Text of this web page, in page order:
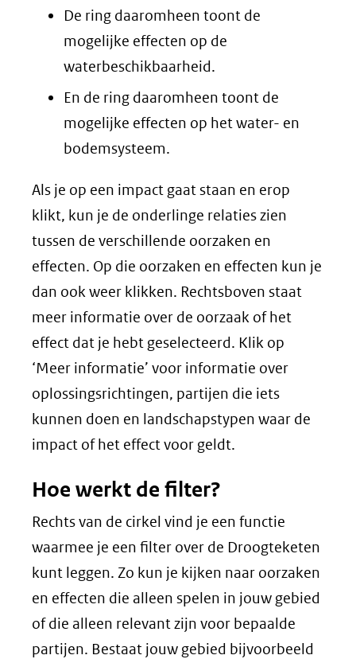
De ring daaromheen toont de
mogelijke effecten op de
waterbeschikbaarheid.
En de ring daaromheen toont de
mogelijke effecten op het water- en
bodemsysteem.
Als je op een impact gaat staan en erop
klikt, kun je de onderlinge relaties zien
tussen de verschillende oorzaken en
effecten. Op die oorzaken en effecten kun je
dan ook weer klikken. Rechtsboven staat
meer informatie over de oorzaak of het
effect dat je hebt geselecteerd. Klik op
‘Meer informatie’ voor informatie over
oplossingsrichtingen, partijen die iets
kunnen doen en landschapstypen waar de
impact of het effect voor geldt.
Hoe werkt de filter?
Rechts van de cirkel vind je een functie
waarmee je een filter over de Droogteketen
kunt leggen. Zo kun je kijken naar oorzaken
en effecten die alleen spelen in jouw gebied
of die alleen relevant zijn voor bepaalde
partijen. Bestaat jouw gebied bijvoorbeeld